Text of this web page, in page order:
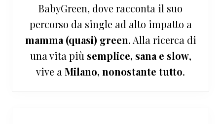
BabyGreen, dove racconta il suo
percorso da single ad alto impatto a
mamma (quasi) green. Alla ricerca di
una vita più semplice, sana e slow,
vive a Milano, nonostante tutto.